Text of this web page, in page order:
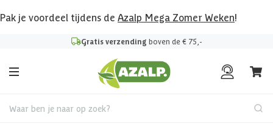
Pak je voordeel tijdens de Azalp Mega Zomer Weken!
Gratis verzending boven de € 75,-
Waar ben je naar op zoek?